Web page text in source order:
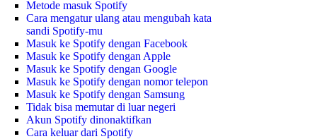
Metode masuk Spotify
Cara mengatur ulang atau mengubah kata
sandi Spotify-mu
Masuk ke Spotify dengan Facebook
Masuk ke Spotify dengan Apple
Masuk ke Spotify dengan Google
Masuk ke Spotify dengan nomor telepon
Masuk ke Spotify dengan Samsung
Tidak bisa memutar di luar negeri
Akun Spotify dinonaktifkan
Cara keluar dari Spotify